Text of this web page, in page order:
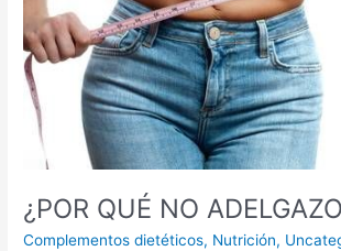
¿POR QUÉ NO
Complementos dietéticos, Nutrición,